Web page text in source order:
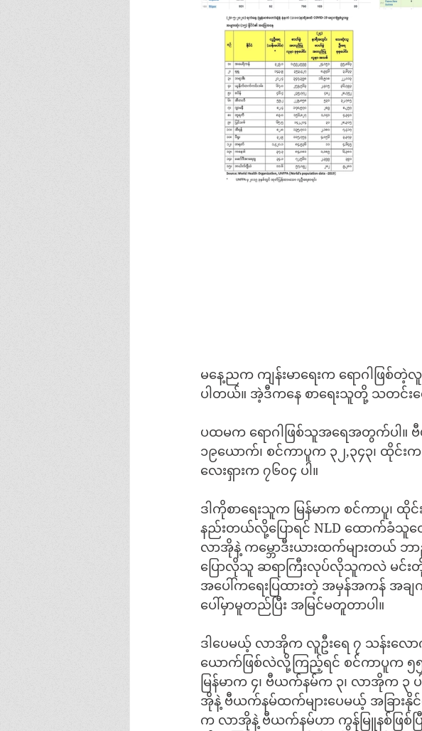
မနေ့ညက ကျန်းမာရေးက ရောဂါဖြ
ပါတယ်။ အဲ့ဒီကနေ စာရေးသူတို့ သတင်းရ
ပထမက ရောဂါဖြစ်သူအရေအတွက်ပါ။ ဗီ
၁၉ယောက်၊ စင်ကာပူက ၃၂,၃၄၃၊ ထိုင်းက
လေးရှားက ၇၆၀၄ ပါ။
ဒါကိုစာရေးသူက မြန်မာက စင်ကာပူ၊ ထိုင်
နည်းတယ်လို့ပြောရင် NLD ထောက်ခံ
လာအိုနဲ့ ကမ္ဘောဒီးယားထက်များတယ် ဘာ
ပြောလိုသူ ဆရာကြီးလုပ်လိုသူကလဲ မင်း
အပေါ်ကရေးပြထားတဲ့ အမှန်အကန် အ
ပေါ်မှာမူတည်ပြီး အမြင်မတူတာပါ။
ဒါပေမယ့် လာအိုက လူဦးရေ ၇ သန်းလော
ယောက်ဖြစ်လဲလို့ကြည့်ရင် စင်ကာပူက ၅၅၃
မြန်မာက ၄၊ ဗီယက်နမ်က ၃၊ လာအိုက ၃
အိုနဲ့ ဗီယက်နမ်ထက်များပေမယ့် အခြား
က လာအိုနဲ့ ဗီယက်နမ်ဟာ ကွန်မြူနစ်ဖြစ်